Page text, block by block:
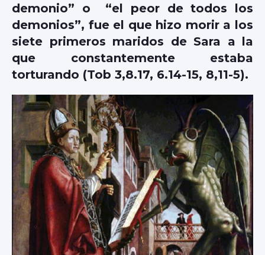
demonio” o “el peor de todos los
demonios”, fue el que hizo morir a los
siete primeros maridos de Sara a la
que constantemente estaba
torturando (Tob 3,8.17, 6.14-15, 8,11-5).